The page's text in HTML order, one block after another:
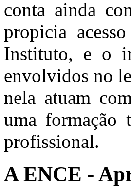
conta ainda
propicia
Instituto, e o
envolvidos no
nela atuam
uma formação
profissional.
A ENCE -